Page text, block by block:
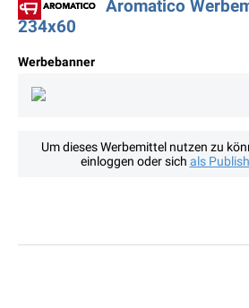
Aromatico
234x60
Werbebanner
Um dieses Werbemittel nutzen zu
einloggen oder sich als